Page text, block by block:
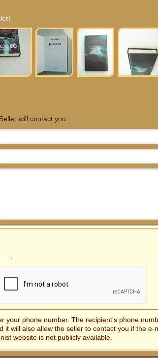
will contact you.
your phone number. The recipient's phone
it will also allow the seller to contact you if the e-
website is not publicly available.